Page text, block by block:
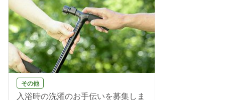
その他
入浴時の洗濯のお手伝いを募集しま